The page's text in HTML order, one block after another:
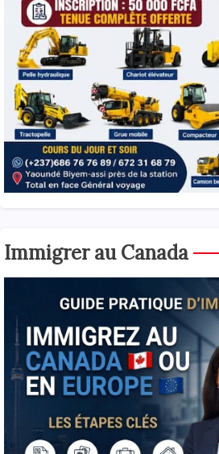
Immigrer au Canada